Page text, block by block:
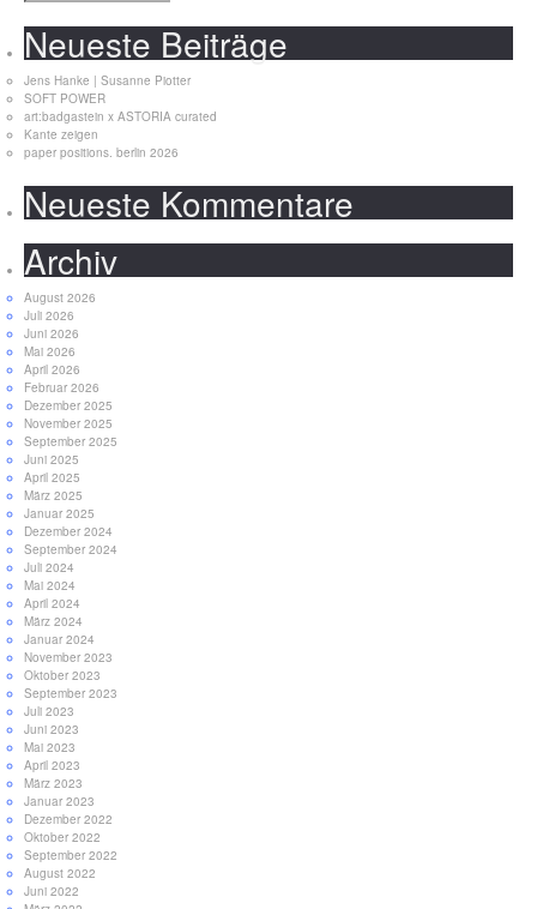
Neueste Beiträge
Jens Hanke | Susanne Piotter
SOFT POWER
art:badgastein x ASTORIA curated
Kante zeigen
paper positions. berlin 2026
Neueste Kommentare
Archiv
August 2026
Juli 2026
Juni 2026
Mai 2026
April 2026
Februar 2026
Dezember 2025
November 2025
September 2025
Juni 2025
April 2025
März 2025
Januar 2025
Dezember 2024
September 2024
Juli 2024
Mai 2024
April 2024
März 2024
Januar 2024
November 2023
Oktober 2023
September 2023
Juli 2023
Juni 2023
Mai 2023
April 2023
März 2023
Januar 2023
Dezember 2022
Oktober 2022
September 2022
August 2022
Juni 2022